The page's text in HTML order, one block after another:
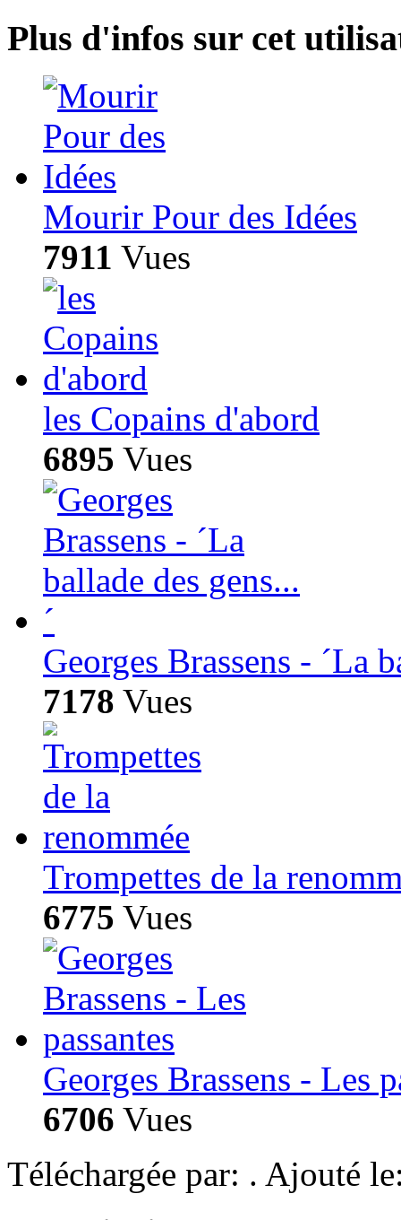
Plus d'infos sur cet
Mourir Pour des Idées
7911 Vues
les Copains d'abord
6895 Vues
Georges Brassens - ´La
7178 Vues
Trompettes de la
6775 Vues
Georges Brassens - Les
6706 Vues
Téléchargée par: . Ajouté